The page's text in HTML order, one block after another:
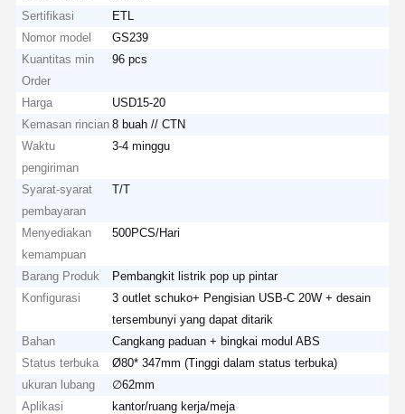
Sertifikasi
ETL
Nomor model
GS239
Kuantitas min
Order
96 pcs
Harga
USD15-20
Kemasan rincian 8 buah // CTN
Waktu
pengiriman
3-4 minggu
Syarat-syarat
pembayaran
T/T
Menyediakan
kemampuan
500PCS/Hari
Barang Produk
Pembangkit listrik pop up pintar
Konfigurasi
3 outlet schuko+ Pengisian USB-C 20W + desain
tersembunyi yang dapat ditarik
Bahan
Cangkang paduan + bingkai modul ABS
Status terbuka
Ø80* 347mm (Tinggi dalam status terbuka)
ukuran lubang
∅62mm
Aplikasi
kantor/ruang kerja/meja